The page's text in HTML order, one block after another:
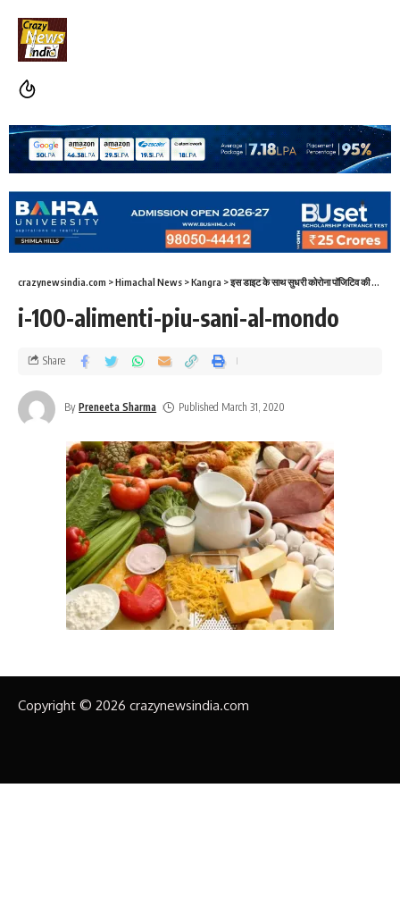
crazynewsindia.com >Himachal News >Kangra >इस डाइट के साथ सुधरी कोरोना पॉजिटिव की सेहत,जानिए कोनसी
i-100-alimenti-piu-sani-al-mondo
By Preneeta Sharma Published March 31, 2020
Share
Copyright © 2026 crazynewsindia.com